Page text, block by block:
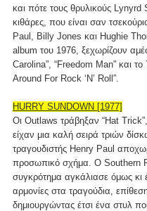
και πότε τους θρυλικούς
κιθάρες, που είναι σαν
Paul, Billy Jones και Hughie
album του 1976, ξεχωρίζουν
Carolina”, “Freedom Man” και
Around For Rock ‘N’ Roll”.
HURRY SUNDOWN [1977]
Οι Outlaws τράβηξαν “Hat
είχαν μια καλή σειρά τριών
τραγουδιστής Henry Paul
προσωπικό σχήμα. Ο Southern
συγκρότημα αγκάλιασε όμως
αρμονίες στα τραγούδια,
δημιουργώντας έτσι ένα στυλ